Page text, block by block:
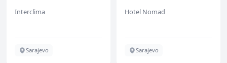
Interclima
Sarajevo
Hotel Nomad
Sarajevo